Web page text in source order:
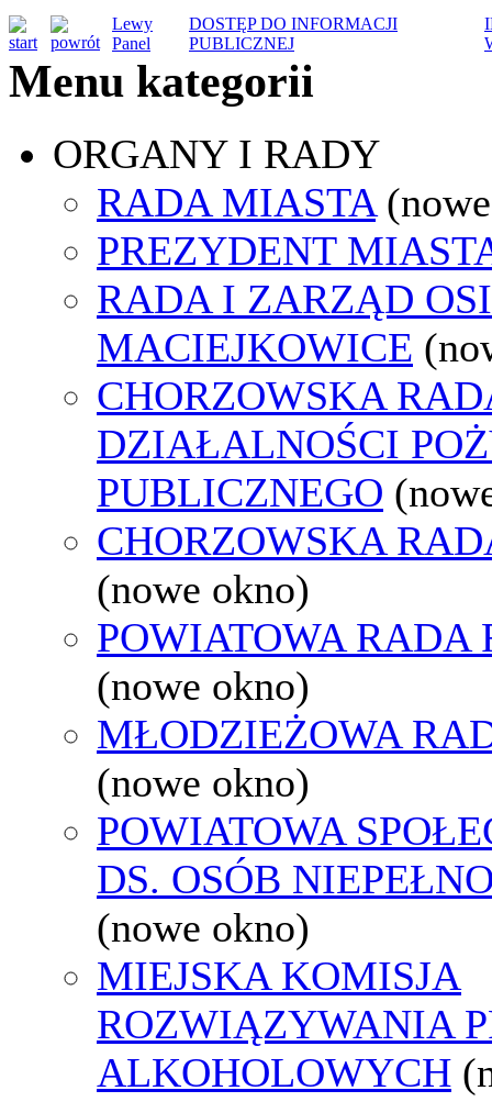
Lewy
Panel
DOSTĘP DO INFORMACJI
PUBLICZNEJ
Menu kategorii
ORGANY I RADY
RADA MIASTA
PREZYDENT
RADA I ZARZĄD
MACIEJKOWICE
CHORZOWSKA
DZIAŁALNOŚCI
PUBLICZNEGO
CHORZOWSKA
(nowe okno)
POWIATOWA RADA
(nowe okno)
MŁODZIEŻOWA
(nowe okno)
POWIATOWA
DS. OSÓB
(nowe okno)
MIEJSKA KOMISJA
ROZWIĄZYWANIA
ALKOHOLOWYCH